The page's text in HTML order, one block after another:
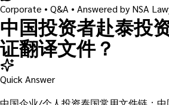
Corporate • Q&A • Answered by NSA
中国投资者赴泰投
证翻译文件？
Quick Answer